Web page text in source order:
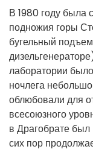
В 1980 году была
подножия горы
бугельный
лаборатории
ночлега
облюбовали для
всесоюзного
в Драгобрате был
сих пор